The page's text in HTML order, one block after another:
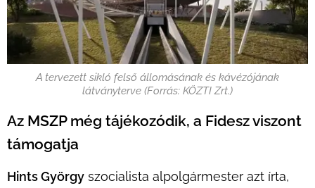
A tervezett sikló felső állomásának és kávézójának
látványterve (Forrás: KÖZTI Zrt.)
Az MSZP még tájékozódik, a Fidesz viszont
támogatja
Hints György szocialista alpolgármester azt írta,